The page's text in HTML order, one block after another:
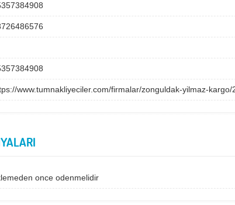
www.tumnakliyeciler.com/firmalar/zonguldak-yilmaz-kargo/
once odenmelidir